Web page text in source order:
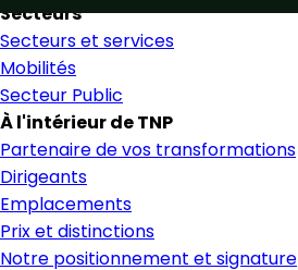
Secteurs
Secteurs et services
Mobilités
Secteur Public
À l'intérieur de TNP
Partenaire de vos transformations
Dirigeants
Emplacements
Prix et distinctions
Notre positionnement et signature